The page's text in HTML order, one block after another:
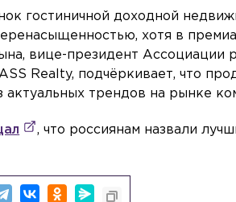
гостиничной доходной
хотя в
вице-президент Ассоциации
Realty, подчёркивает, что
актуальных трендов на рынке
, что россиянам назвали